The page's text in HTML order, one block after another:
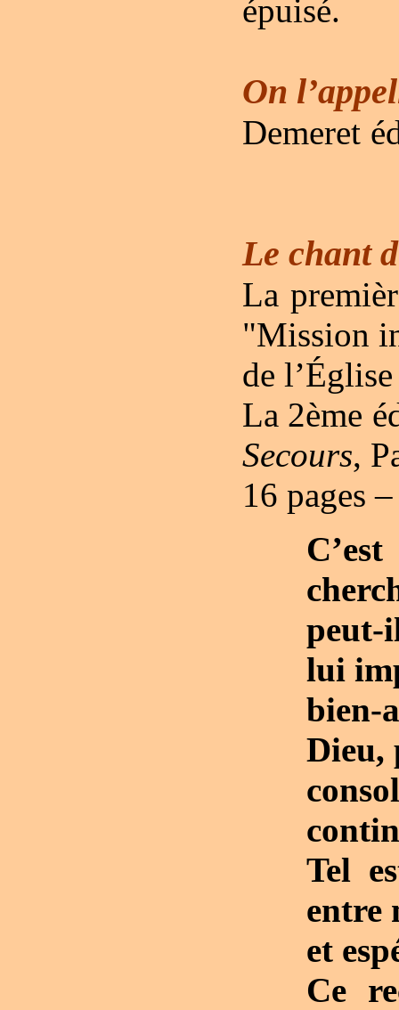
épuisé.
On
Demeret
Le chant
La
"Mission
de
La 2ème
Secours,
16 pages
peut-
lui
Dieu,
Tel
entre
et
Ce